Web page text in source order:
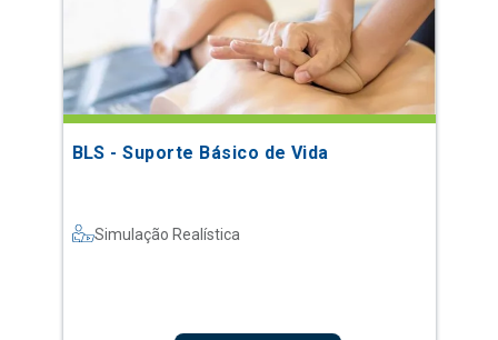
BLS - Suporte Básico de Vida
Simulação Realística